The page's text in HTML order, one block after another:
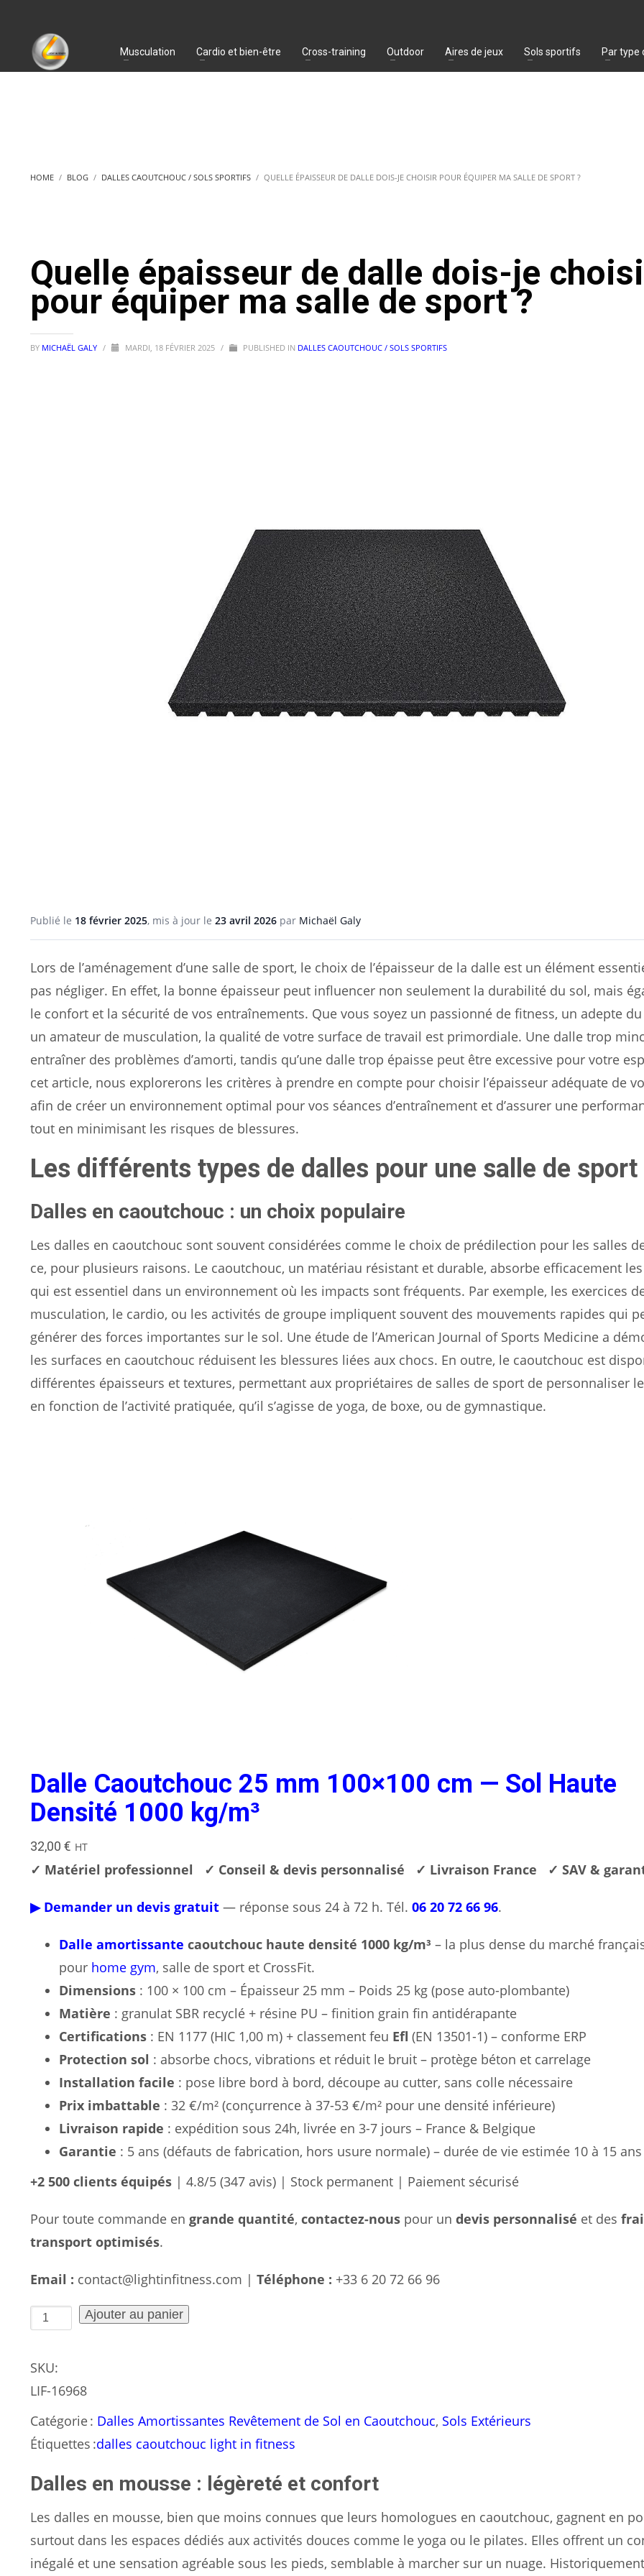
Musculation Cardio et bien-être Cross-training Outdoor Aires de jeux Sols sportifs Par type
HOME BLOG DALLES CAOUTCHOUC / SOLS SPORTIFS QUELLE ÉPAISSEUR DE DALLE DOIS-JE CHOISIR POUR ÉQUIPER MA SALLE DE SPORT ?
Quelle épaisseur de dalle dois-je
pour équiper ma salle de sport ?
BY MICHAËL GALY / MARDI, 18 FÉVRIER 2025 / PUBLISHED IN DALLES CAOUTCHOUC / SOLS SPORTIFS
Publié le 18 février 2025, mis à jour le 23 avril 2026 par Michaël Galy
Lors de l’aménagement d’une salle de sport, le choix de l’épaisseur de la dalle est un élément
pas négliger. En effet, la bonne épaisseur peut influencer non seulement la durabilité du sol, mais
le confort et la sécurité de vos entraînements. Que vous soyez un passionné de fitness, un adepte
un amateur de musculation, la qualité de votre surface de travail est primordiale. Une dalle trop
entraîner des problèmes d’amorti, tandis qu’une dalle trop épaisse peut être excessive pour votre
cet article, nous explorerons les critères à prendre en compte pour choisir l’épaisseur adéquate de
afin de créer un environnement optimal pour vos séances d’entraînement et d’assurer une
tout en minimisant les risques de blessures.
Les différents types de dalles pour une salle de sport
Dalles en caoutchouc : un choix populaire
Les dalles en caoutchouc sont souvent considérées comme le choix de prédilection pour les salles
ce, pour plusieurs raisons. Le caoutchouc, un matériau résistant et durable, absorbe efficacement
qui est essentiel dans un environnement où les impacts sont fréquents. Par exemple, les exercices
musculation, le cardio, ou les activités de groupe impliquent souvent des mouvements rapides qui
générer des forces importantes sur le sol. Une étude de l’American Journal of Sports Medicine a
les surfaces en caoutchouc réduisent les blessures liées aux chocs. En outre, le caoutchouc est
différentes épaisseurs et textures, permettant aux propriétaires de salles de sport de personnaliser
en fonction de l’activité pratiquée, qu’il s’agisse de yoga, de boxe, ou de gymnastique.
Dalle Caoutchouc 25 mm 100×100 cm — Sol Haute
Densité 1000 kg/m³
32,00 € HT
✓ Matériel professionnel ✓ Conseil & devis personnalisé ✓ Livraison France ✓ SAV &
▶ Demander un devis gratuit — réponse sous 24 à 72 h. Tél. 06 20 72 66 96.
Dalle amortissante caoutchouc haute densité 1000 kg/m³ – la plus dense du marché
pour home gym, salle de sport et CrossFit.
Dimensions : 100 × 100 cm – Épaisseur 25 mm – Poids 25 kg (pose auto-plombante)
Matière : granulat SBR recyclé + résine PU – finition grain fin antidérapante
Certifications : EN 1177 (HIC 1,00 m) + classement feu Efl (EN 13501-1) – conforme ERP
Protection sol : absorbe chocs, vibrations et réduit le bruit – protège béton et carrelage
Installation facile : pose libre bord à bord, découpe au cutter, sans colle nécessaire
Prix imbattable : 32 €/m² (conçurrence à 37-53 €/m² pour une densité inférieure)
Livraison rapide : expédition sous 24h, livrée en 3-7 jours – France & Belgique
Garantie : 5 ans (défauts de fabrication, hors usure normale) – durée de vie estimée 10 à 15 ans
+2 500 clients équipés | 4.8/5 (347 avis) | Stock permanent | Paiement sécurisé
Pour toute commande en grande quantité, contactez-nous pour un devis personnalisé et des
transport optimisés.
Email : contact@lightinfitness.com | Téléphone : +33 6 20 72 66 96
quantité
Dalle
Caoutchouc
mm
100×100
cm
Sol
Haute
Densité
Ajouter au panier
SKU:
LIF-16968
Catégorie : Dalles Amortissantes Revêtement de Sol en Caoutchouc, Sols Extérieurs
Étiquettes :dalles caoutchouc light in fitness
Dalles en mousse : légèreté et confort
Les dalles en mousse, bien que moins connues que leurs homologues en caoutchouc, gagnent en
surtout dans les espaces dédiés aux activités douces comme le yoga ou le pilates. Elles offrent un
inégalé et une sensation agréable sous les pieds, semblable à marcher sur un nuage.